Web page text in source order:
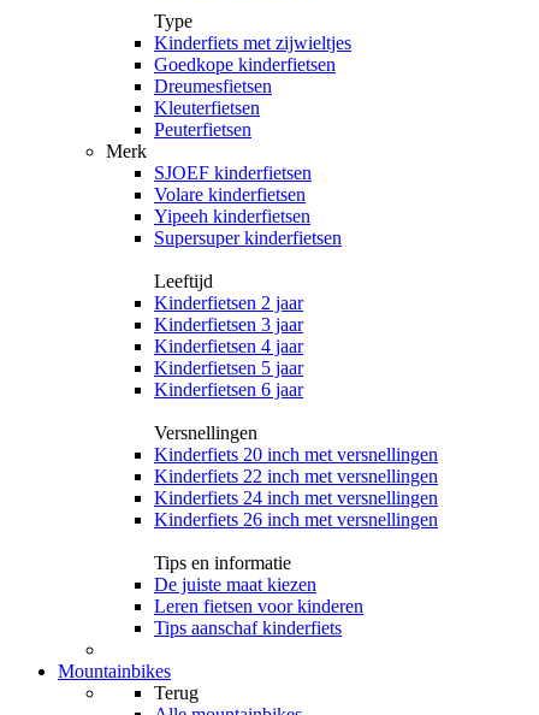
Type
Kinderfiets met zijwieltjes
Goedkope kinderfietsen
Dreumesfietsen
Kleuterfietsen
Peuterfietsen
Merk
SJOEF kinderfietsen
Volare kinderfietsen
Yipeeh kinderfietsen
Supersuper kinderfietsen
Leeftijd
Kinderfietsen 2 jaar
Kinderfietsen 3 jaar
Kinderfietsen 4 jaar
Kinderfietsen 5 jaar
Kinderfietsen 6 jaar
Versnellingen
Kinderfiets 20 inch met versnellingen
Kinderfiets 22 inch met versnellingen
Kinderfiets 24 inch met versnellingen
Kinderfiets 26 inch met versnellingen
Tips en informatie
De juiste maat kiezen
Leren fietsen voor kinderen
Tips aanschaf kinderfiets
Mountainbikes
Terug